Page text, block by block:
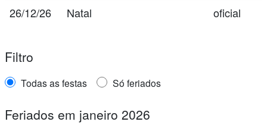
26/12/26
Natal oficial
Filtro
Todas as festas Só feriados
Feriados em janeiro 2026